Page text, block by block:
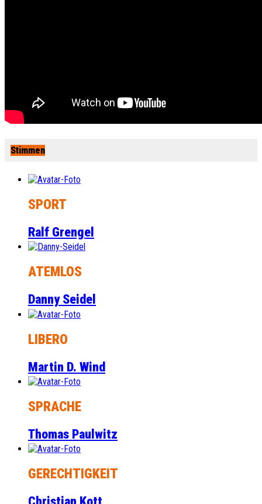
Stimmen
SPORT
Ralf Grengel
ATEMLOS
Danny Seidel
LIBERO
Martin D. Wind
SPRACHE
Thomas Paulwitz
GERECHTIGKEIT